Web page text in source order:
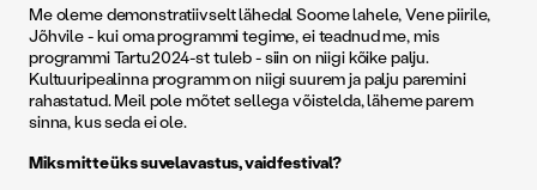
Me oleme demonstratiivselt lähedal Soome lahele, Vene piirile,
Jõhvile - kui oma programmi tegime, ei teadnud me, mis
programmi Tartu2024-st tuleb - siin on niigi kõike palju.
Kultuuripealinna programm on niigi suurem ja palju paremini
rahastatud. Meil pole mõtet sellega võistelda, läheme parem
sinna, kus seda ei ole.
Miks mitte üks suvelavastus, vaid festival?